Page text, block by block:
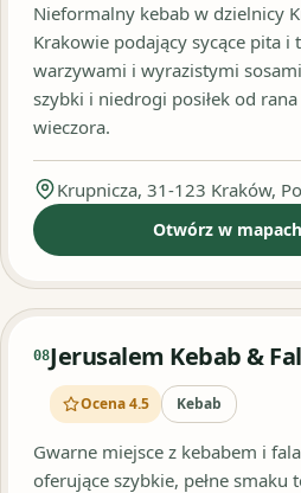
Nieformalny kebab w dzielnicy
Krakowie podający sycące pita i
warzywami i wyrazistymi
szybki i niedrogi posiłek od
wieczora.
Krupnicza, 31-123 Kraków,
Otwórz w mapach
:
08Jerusalem Kebab &
Ocena 4.5 Kebab
Gwarne miejsce z kebabem i
oferujące szybkie, pełne smaku